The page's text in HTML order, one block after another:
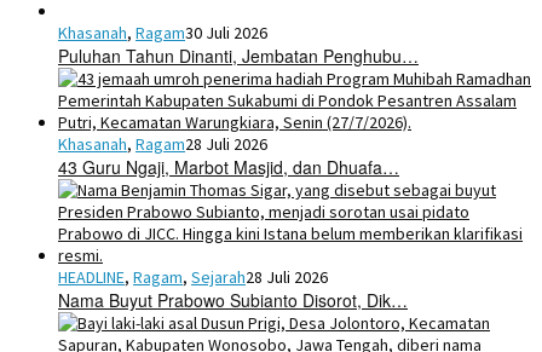
Khasanah, Ragam30 Juli 2026
Puluhan Tahun Dinanti, Jembatan Penghubu…
Khasanah, Ragam28 Juli 2026
43 Guru Ngaji, Marbot Masjid, dan Dhuafa…
HEADLINE, Ragam, Sejarah28 Juli 2026
Nama Buyut Prabowo Subianto Disorot, Dik…